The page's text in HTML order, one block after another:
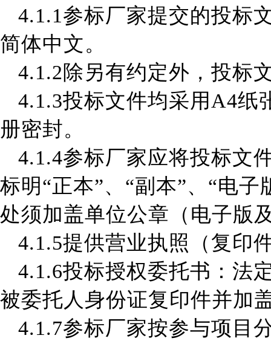
4.1.1参标厂家提交的投标
简体中文。
4.1.2除另有约定外，投标
4.1.3投标文件均采用 A4纸
册密封。
4.1.4参标厂家应将投标文
标明“正本”、“副本”、 “电子
处须加盖单位公章 （ 电子版
4.1.5提供营业执照（复印
4.1.6投标授权委托书：法
被委托人身份证复印件并加
4.1.7参标厂家按参与项目